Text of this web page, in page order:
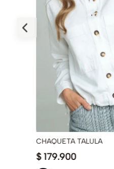
CHAQUETA TALULA
$ 179.900